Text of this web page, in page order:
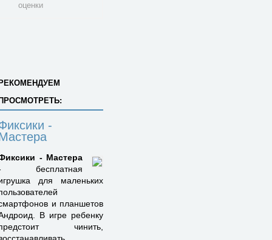
оценки
-
- Мастера
бесплатная
для маленьких
и планшетов
В игре ребенку
чинить,